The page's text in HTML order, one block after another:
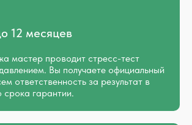
12 месяцев
мастер проводит стресс-тест
Вы получаете официальный
ответственность за результат в
срока гарантии.